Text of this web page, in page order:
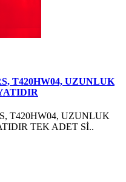
T420HW04, UZUNLUK
T420HW04, UZUNLUK
TEK ADET Sİ..